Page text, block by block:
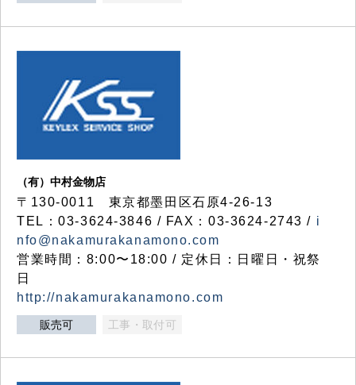
（有）中村金物店
〒130-0011 東京都墨田区石原4-26-13
TEL：03-3624-3846 / FAX：03-3624-2743 / i
nfo@nakamurakanamono.com
営業時間：8:00〜18:00 / 定休日：日曜日・祝祭
日
http://nakamurakanamono.com
販売可 工事・取付可